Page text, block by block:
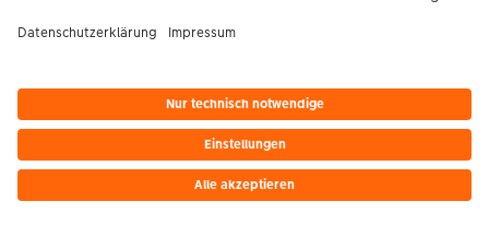
*Die Preise gelten inkl. MWST zzgl. Versandkosten gem.PreislisteDas abgebildete
Produkt hat ggfs. einen höheren Preis.
|AGB|Datenschutz|Impressum